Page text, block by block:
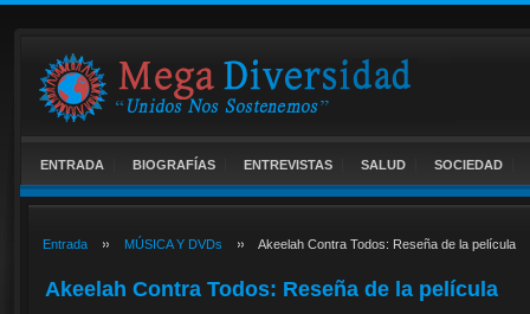
ENTRADA BIOGRAFÍAS ENTREVISTAS SALUD SOCIEDAD
Entrada MÚSICA Y DVDs Akeelah Contra Todos: Reseña de la película
Akeelah Contra Todos: Reseña de la película